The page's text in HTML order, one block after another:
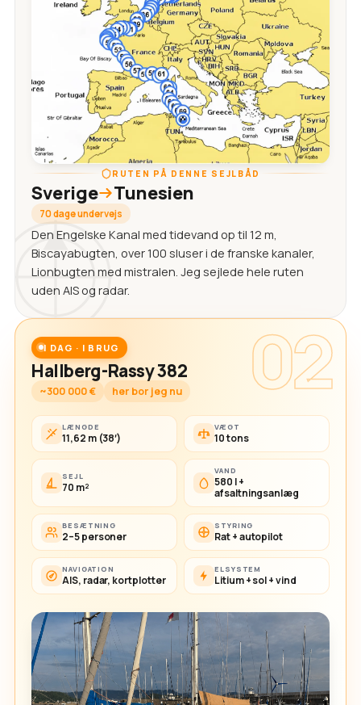
RUTEN PÅ DENNE SEJLBÅD
Sverige Tunesien
70 dage undervejs
Den Engelske Kanal med tidevand op til 12 m,
Biscayabugten, over 100 sluser i de franske kanaler,
Lionbugten med mistralen. Jeg sejlede hele ruten
uden AIS og radar.
02
I DAG · I BRUG
Hallberg-Rassy 382
~300 000 € her bor jeg nu
LÆNGDE
11,62 m (38′)
VÆGT
10 tons
SEJL
70 m²
VAND
580 l +
afsaltningsanlæg
BESÆTNING
2–5 personer
STYRING
Rat + autopilot
NAVIGATION
AIS, radar, kortplotter
ELSYSTEM
Litium + sol + vind